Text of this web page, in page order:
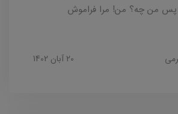
من چه؟ من! مرا فراموش
20 آبان 1402